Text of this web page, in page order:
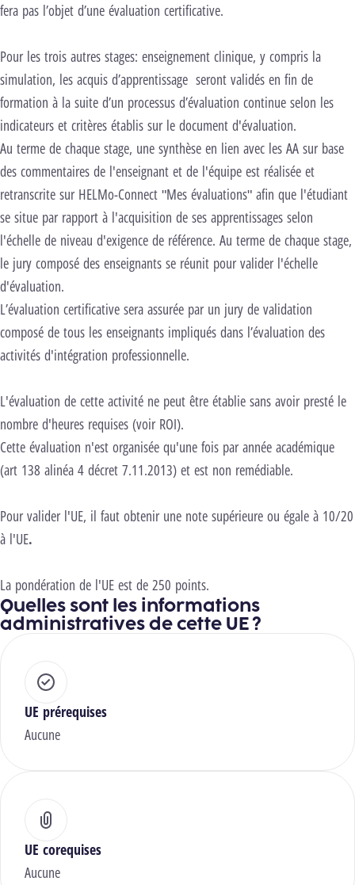
fera pas l’objet d’une évaluation certificative.
Pour les trois autres stages: enseignement clinique, y compris la
simulation, les acquis d’apprentissage seront validés en fin de
formation à la suite d’un processus d’évaluation continue selon les
indicateurs et critères établis sur le document d'évaluation.
Au terme de chaque stage, une synthèse en lien avec les AA sur base
des commentaires de l'enseignant et de l'équipe est réalisée et
retranscrite sur HELMo-Connect "Mes évaluations" afin que l'étudiant
se situe par rapport à l'acquisition de ses apprentissages selon
l'échelle de niveau d'exigence de référence. Au terme de chaque stage,
le jury composé des enseignants se réunit pour valider l'échelle
d'évaluation.
L’évaluation certificative sera assurée par un jury de validation
composé de tous les enseignants impliqués dans l’évaluation des
activités d'intégration professionnelle.
L'évaluation de cette activité ne peut être établie sans avoir presté le
nombre d'heures requises (voir ROI).
Cette évaluation n'est organisée qu'une fois par année académique
(art 138 alinéa 4 décret 7.11.2013) et est non remédiable.
Pour valider l'UE, il faut obtenir une note supérieure ou égale à 10/20
à l'UE.
La pondération de l'UE est de 250 points.
Quelles sont les informations
administratives de cette UE ?
UE prérequises
Aucune
UE corequises
Aucune